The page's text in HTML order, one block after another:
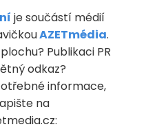
je součástí médií
AZETmédia.
Publikaci PR
odkaz?
informace,
na